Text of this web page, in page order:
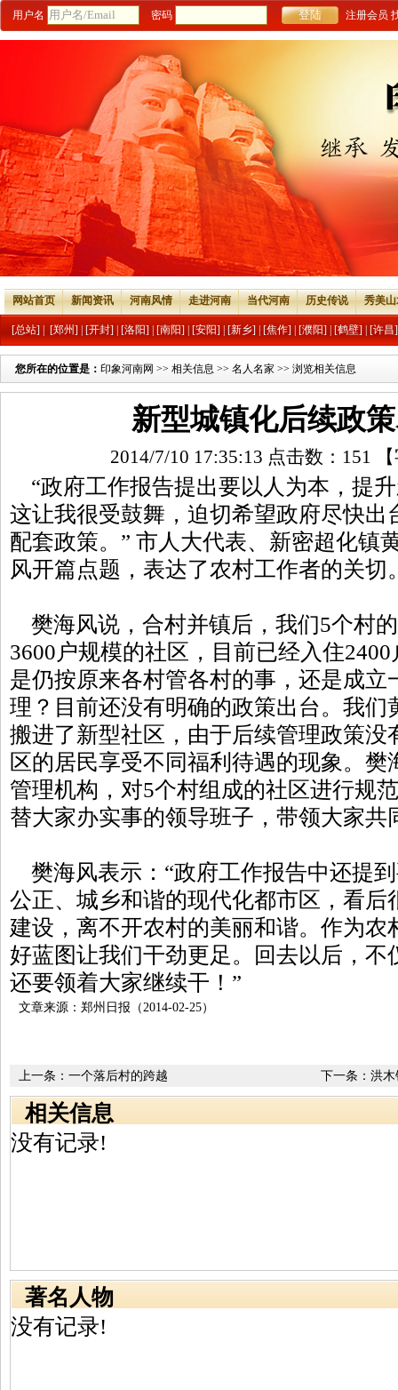
用户名 密码 注册会员
网站首页 新闻资讯 河南风情 走进河南 当代河南 历史传说 秀美
[总站] [郑州] [开封] [洛阳] [南阳] [安阳] [新乡] [焦作] [濮阳] [鹤壁] [许昌]
您所在的位置是： 印象河南网 >> 相关信息 >> 名人名家 >> 浏览相关信息
新型城镇化后续政
2014/7/10 17:35:13 点击数： 151
“政府工作报告提出要以人为本，提
这让我很受鼓舞，迫切希望政府尽快出
配套政策。” 市人大代表、新密超化镇
风开篇点题，表达了农村工作者的关切
樊海风说，合村并镇后，我们5个村
3600户规模的社区，目前已经入住
是仍按原来各村管各村的事，还是成立
理？目前还没有明确的政策出台。我们
搬进了新型社区，由于后续管理政策没
区的居民享受不同福利待遇的现象。
管理机构，对5个村组成的社区进行规
替大家办实事的领导班子，带领大家共
樊海风表示：“政府工作报告中还提
公正、城乡和谐的现代化都市区，看后
建设，离不开农村的美丽和谐。作为农
好蓝图让我们干劲更足。回去以后，不
还要领着大家继续干！”
文章来源：郑州日报（2014-02-25）
下一条： 洪木
上一条： 一个落后村的跨越
相关信息
没有记录!
著名人物
没有记录!